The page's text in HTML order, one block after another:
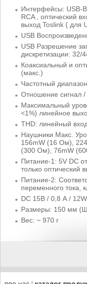
Интерфейсы: USB-
RCA , оптический
выход Toslink ( для
USB
USB Разрешение
дискретизации: 32/
Коаксиальный и
(макс.)
Частотный
Отношение сигнал
Максимальный
<1%) линейное
THD: линейный
Наушники Макс.
156mW (16 Ом),
(300 Ом), 76mW
Питание-1: 5V DC
только оптический
Питание-2:
переменного тока,
DC 15В / 0,8 А / 12W
Размеры: 150 мм
Вес: ~ 970 г